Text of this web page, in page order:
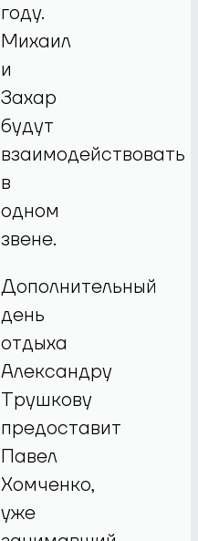
году.
Михаил
и
Захар
будут
взаимодействовать
в
одном
звене.
Дополнительный
день
отдыха
Александру
Трушкову
предоставит
Павел
Хомченко,
уже